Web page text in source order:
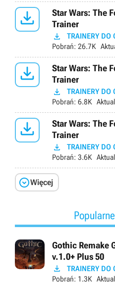

Star Wars: The
Trainer
 TRAINERY DO
Pobrań: 26.7K

Star Wars: The
Trainer
 TRAINERY DO
Pobrań: 6.8K

Star Wars: The
Trainer
 TRAINERY DO
Pobrań: 3.6K
Więcej
Gothic Remake
v.1.0+ Plus 50
 TRAINERY DO
Pobrań: 1.3K